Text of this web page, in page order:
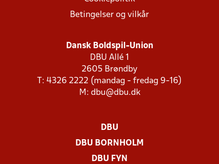
Betingelser og vilkår
Dansk Boldspil-Union
DBU Allé 1
2605 Brøndby
T: 4326 2222 (mandag - fredag 9-16)
M: dbu@dbu.dk
DBU
DBU BORNHOLM
DBU FYN